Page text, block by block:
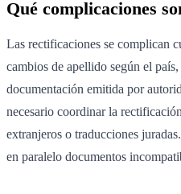
Qué complicaciones
Las rectificaciones se complican
cambios de apellido según el
documentación emitida por
necesario coordinar la
extranjeros o traducciones
en paralelo documentos